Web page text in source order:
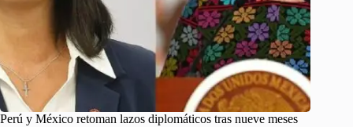
Perú y México retoman lazos diplomáticos tras nueve meses